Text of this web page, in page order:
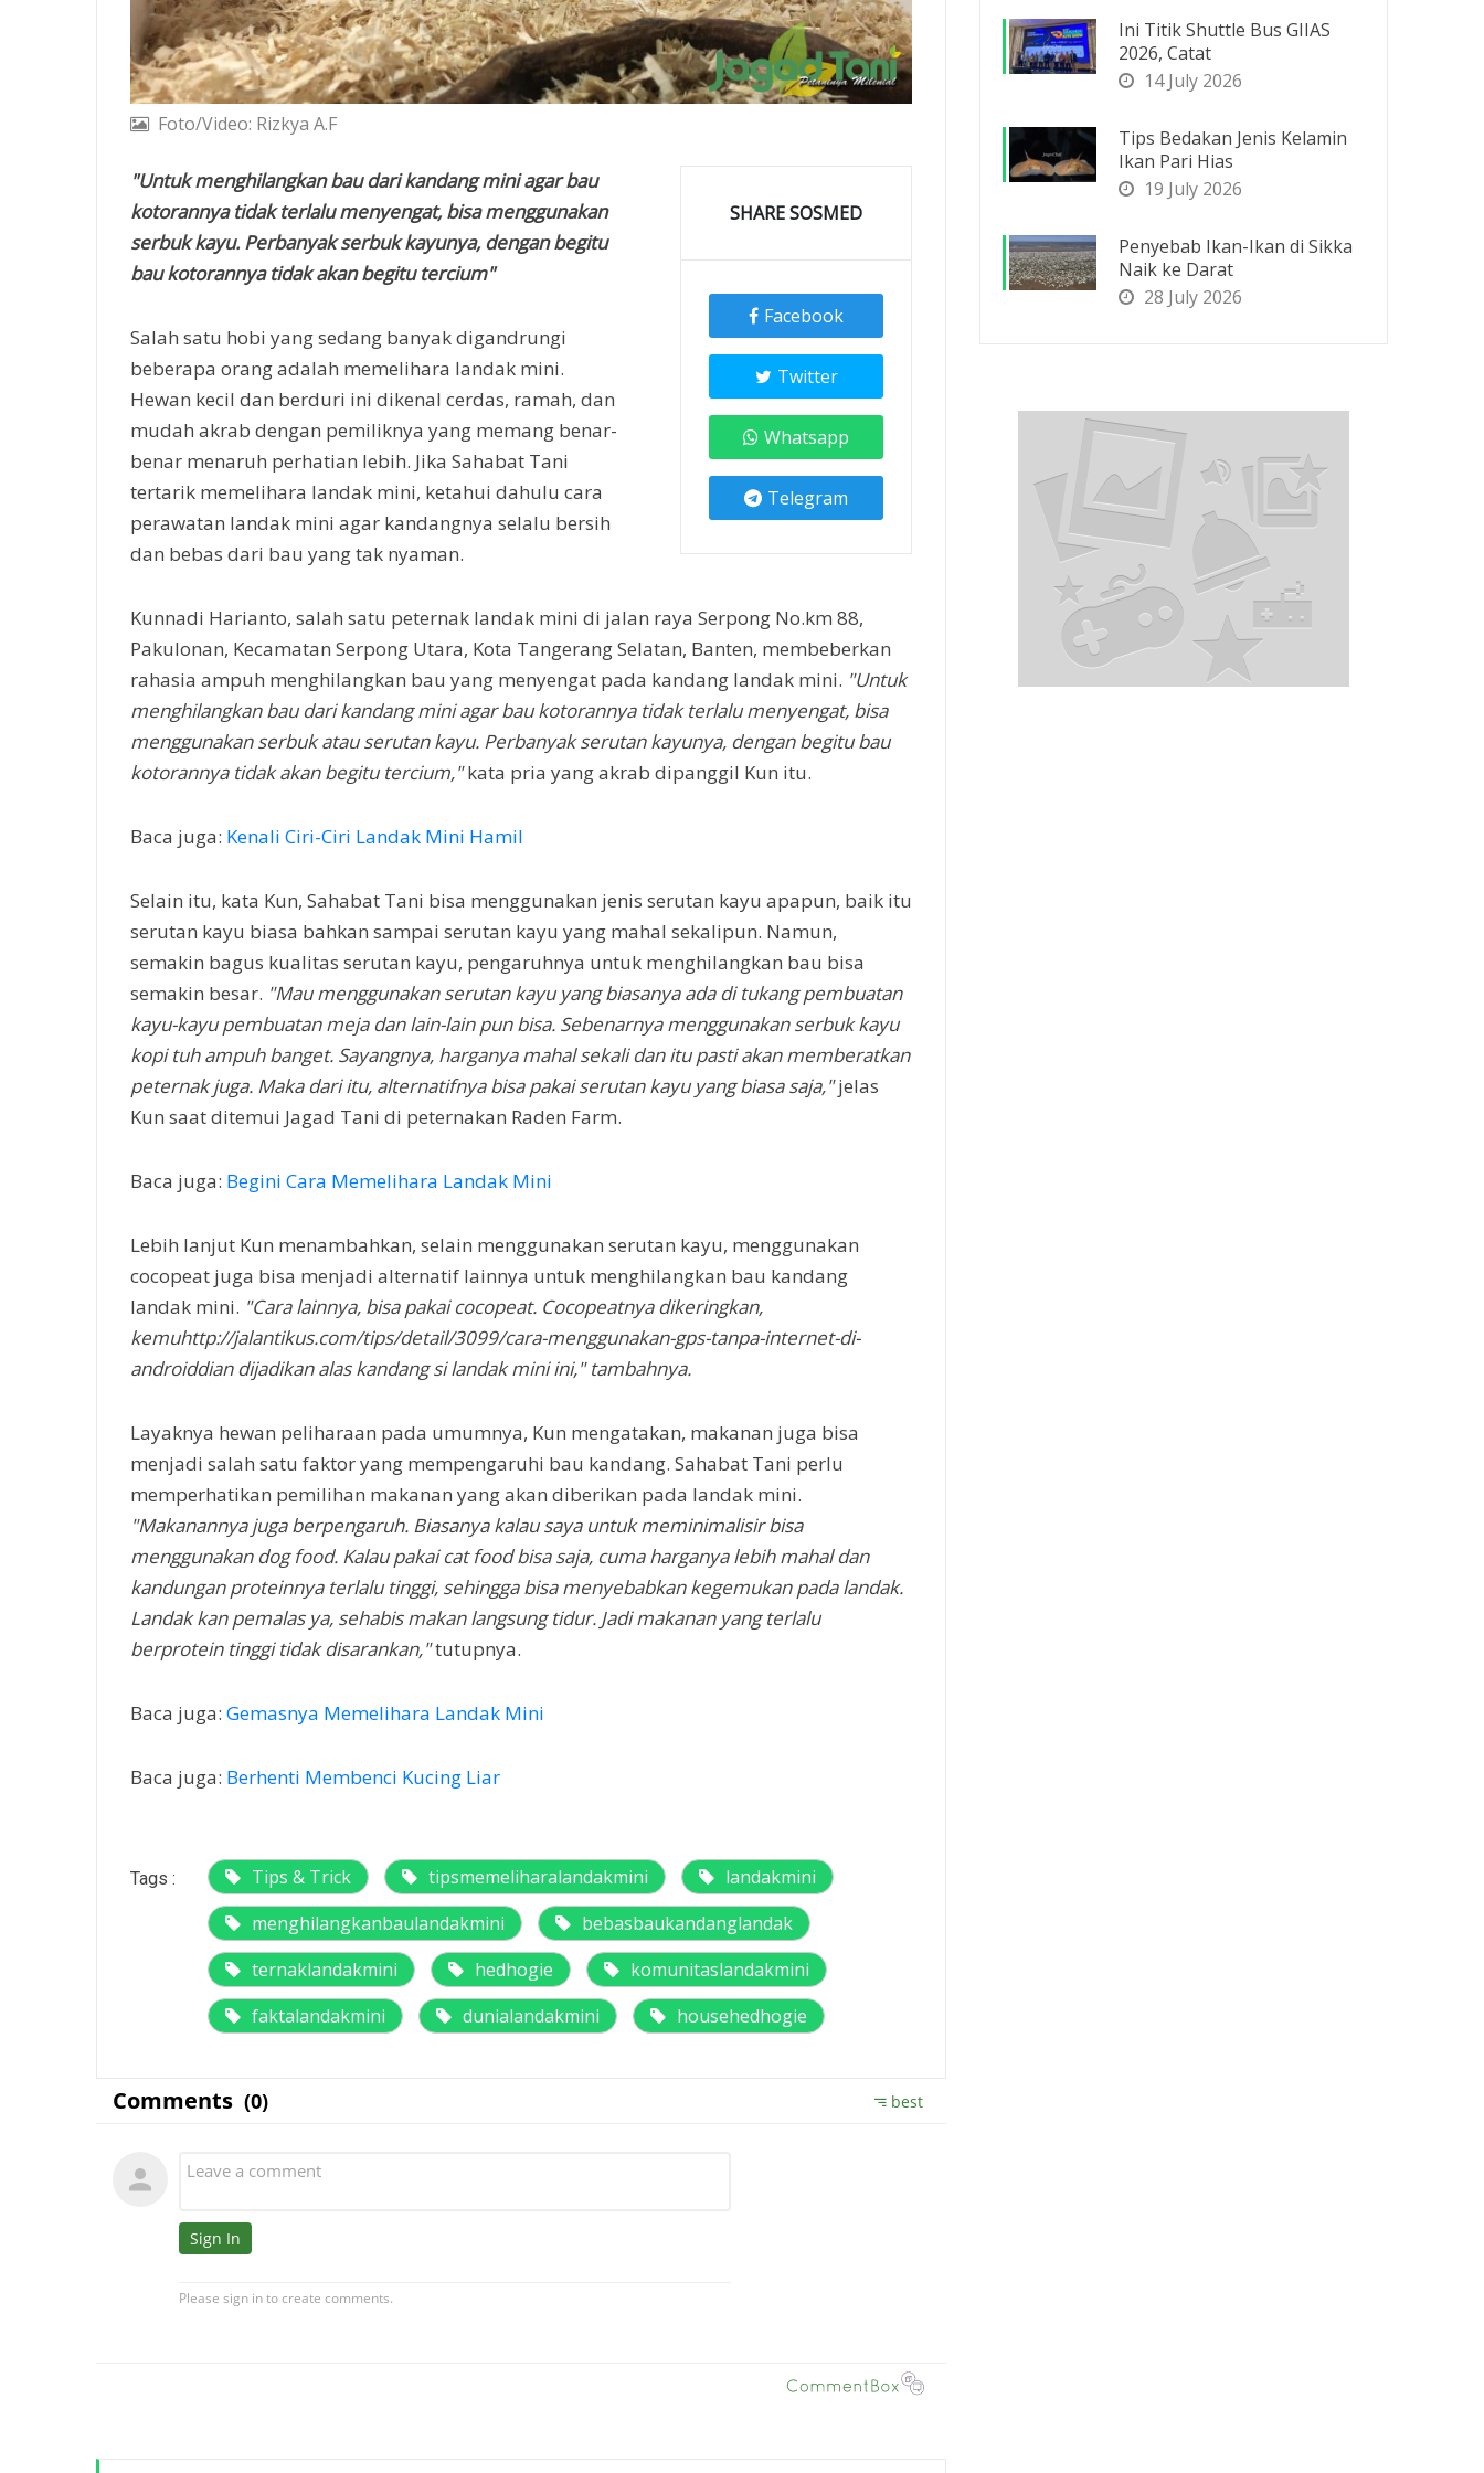
Foto/Video: Rizkya A.F
SHARE SOSMED
Facebook
Twitter
Whatsapp
Telegram
"Untuk menghilangkan bau dari kandang mini agar bau
kotorannya tidak terlalu menyengat, bisa menggunakan
serbuk kayu. Perbanyak serbuk kayunya, dengan begitu
bau kotorannya tidak akan begitu tercium"
Salah satu hobi yang sedang banyak digandrungi
beberapa orang adalah memelihara landak mini.
Hewan kecil dan berduri ini dikenal cerdas, ramah, dan
mudah akrab dengan pemiliknya yang memang benar-
benar menaruh perhatian lebih. Jika Sahabat Tani
tertarik memelihara landak mini, ketahui dahulu cara
perawatan landak mini agar kandangnya selalu bersih
dan bebas dari bau yang tak nyaman.
Kunnadi Harianto, salah satu peternak landak mini di jalan raya Serpong No.km 88,
Pakulonan, Kecamatan Serpong Utara, Kota Tangerang Selatan, Banten, membeberkan
rahasia ampuh menghilangkan bau yang menyengat pada kandang landak mini. "Untuk
menghilangkan bau dari kandang mini agar bau kotorannya tidak terlalu menyengat, bisa
menggunakan serbuk atau serutan kayu. Perbanyak serutan kayunya, dengan begitu bau
kotorannya tidak akan begitu tercium,"kata pria yang akrab dipanggil Kun itu.
Baca juga: Kenali Ciri-Ciri Landak Mini Hamil
Selain itu, kata Kun, Sahabat Tani bisa menggunakan jenis serutan kayu apapun, baik itu
serutan kayu biasa bahkan sampai serutan kayu yang mahal sekalipun. Namun,
semakin bagus kualitas serutan kayu, pengaruhnya untuk menghilangkan bau bisa
semakin besar. "Mau menggunakan serutan kayu yang biasanya ada di tukang pembuatan
kayu-kayu pembuatan meja dan lain-lain pun bisa. Sebenarnya menggunakan serbuk kayu
kopi tuh ampuh banget. Sayangnya, harganya mahal sekali dan itu pasti akan memberatkan
peternak juga. Maka dari itu, alternatifnya bisa pakai serutan kayu yang biasa saja,"jelas
Kun saat ditemui Jagad Tani di peternakan Raden Farm.
Baca juga: Begini Cara Memelihara Landak Mini
Lebih lanjut Kun menambahkan, selain menggunakan serutan kayu, menggunakan
cocopeat juga bisa menjadi alternatif lainnya untuk menghilangkan bau kandang
landak mini. "Cara lainnya, bisa pakai cocopeat. Cocopeatnya dikeringkan,
kemuhttp://jalantikus.com/tips/detail/3099/cara-menggunakan-gps-tanpa-internet-di-
androiddian dijadikan alas kandang si landak mini ini," tambahnya.
Layaknya hewan peliharaan pada umumnya, Kun mengatakan, makanan juga bisa
menjadi salah satu faktor yang mempengaruhi bau kandang. Sahabat Tani perlu
memperhatikan pemilihan makanan yang akan diberikan pada landak mini.
"Makanannya juga berpengaruh. Biasanya kalau saya untuk meminimalisir bisa
menggunakan dog food. Kalau pakai cat food bisa saja, cuma harganya lebih mahal dan
kandungan proteinnya terlalu tinggi, sehingga bisa menyebabkan kegemukan pada landak.
Landak kan pemalas ya, sehabis makan langsung tidur. Jadi makanan yang terlalu
berprotein tinggi tidak disarankan,"tutupnya.
Baca juga: Gemasnya Memelihara Landak Mini
Baca juga: Berhenti Membenci Kucing Liar
Tags : Tips & Trick tipsmemeliharalandakmini
landakmini
menghilangkanbaulandakmini
bebasbaukandanglandak
ternaklandakmini
hedhogie
komunitaslandakmini
faktalandakmini
dunialandakmini househedhogie
Ini Titik Shuttle Bus GIIAS
2026, Catat
14 July 2026
Tips Bedakan Jenis Kelamin
Ikan Pari Hias
19 July 2026
Penyebab Ikan-Ikan di Sikka
Naik ke Darat
28 July 2026